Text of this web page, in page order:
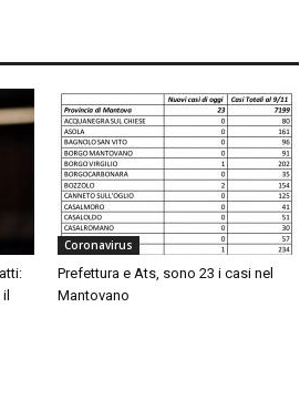
Coronavirus
Prefettura e Ats, sono 23 i casi nel
Mantovano